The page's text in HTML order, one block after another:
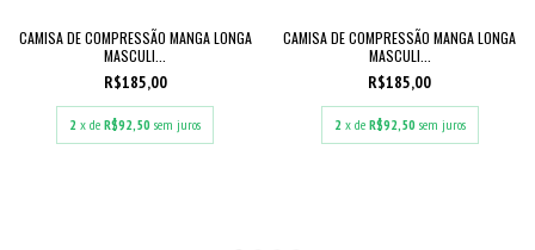
CAMISA DE COMPRESSÃO MANGA LONGA
MASCULI...
R$185,00
2 x deR$92,50 sem juros
CAMISA DE COMPRESSÃO MANGA LONGA
MASCULI...
R$185,00
2 x de R$92,50 sem juros